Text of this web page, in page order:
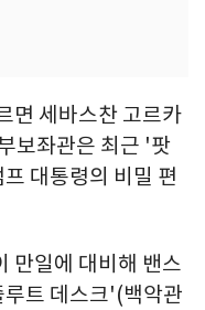
면 세바스찬 고르카
보좌관은 최근 '팟
대통령의 비밀 편
만일에 대비해 밴스
트 데스크'(백악관